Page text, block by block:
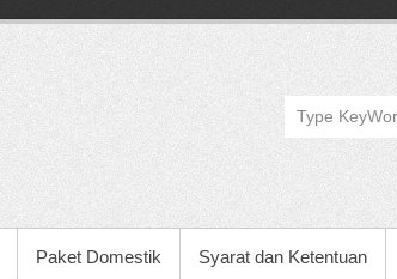
Paket Domestik Syarat dan Ketentuan